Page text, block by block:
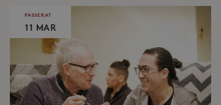
PASSERAT
11 MAR